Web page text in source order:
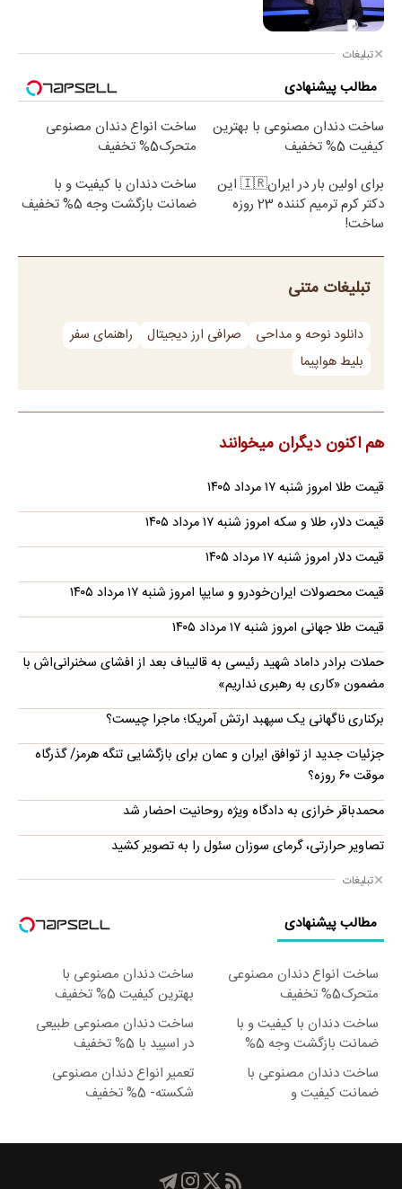
تبلیغات
مطالب پیشنهادی
ساخت دندان مصنوعی با بهترین
کیفیت 5% تخفیف
ساخت انواع دندان مصنوعی
متحرک5% تخفیف
برای اولین بار در ایران🇮🇷 این
دکتر کرم ترمیم کننده 23 روزه
ساخت!
ساخت دندان با کیفیت و با
ضمانت بازگشت وجه 5% تخفیف
تبلیغات متنی
دانلود نوحه و مداحی صرافی ارز دیجیتال
راهنمای سفر
بلیط هواپیما
هم اکنون دیگران میخوانند
قیمت طلا امروز شنبه ۱۷ مرداد ۱۴۰۵
قیمت دلار، طلا و سکه امروز شنبه ۱۷ مرداد ۱۴۰۵
قیمت دلار امروز شنبه ۱۷ مرداد ۱۴۰۵
قیمت محصولات ایران‌خودرو و سایپا امروز شنبه ۱۷ مرداد ۱۴۰۵
قیمت طلا جهانی امروز شنبه ۱۷ مرداد ۱۴۰۵
حملات برادر داماد شهید رئیسی به قالیباف بعد از افشای سخنرانی‌اش با
مضمون «کاری به رهبری نداریم»
برکناری ناگهانی یک سپهبد ارتش آمریکا؛ ماجرا چیست؟
جزئیات جدید از توافق ایران و عمان برای بازگشایی تنگه هرمز/ گذرگاه
موقت ۶۰ روزه؟
محمدباقر خرازی به دادگاه ویژه روحانیت احضار شد
تصاویر حرارتی، گرمای سوزان سئول را به تصویر کشید
تبلیغات
مطالب پیشنهادی
ساخت انواع دندان مصنوعی
متحرک5% تخفیف
ساخت دندان مصنوعی با
بهترین کیفیت 5% تخفیف
ساخت دندان با کیفیت و با
ضمانت بازگشت وجه 5%
تخفیف
ساخت دندان مصنوعی طبیعی
در اسپید با 5% تخفیف
ساخت دندان مصنوعی با
ضمانت کیفیت و
تعمیر انواع دندان مصنوعی
شکسته- 5% تخفیف